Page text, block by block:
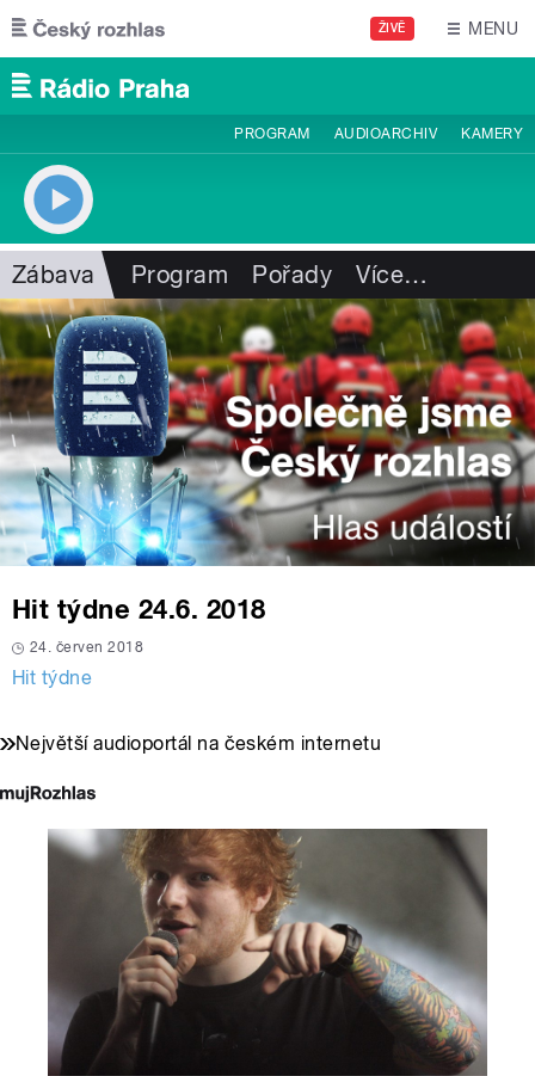
Přejít k hlavnímu obsahu
ŽIVĚ MENU
PROGRAM AUDIOARCHIV KAMERY
Zábava Program Pořady Více…
Hit týdne 24.6. 2018
24. červen 2018
Hit týdne
Největší audioportál na českém internetu